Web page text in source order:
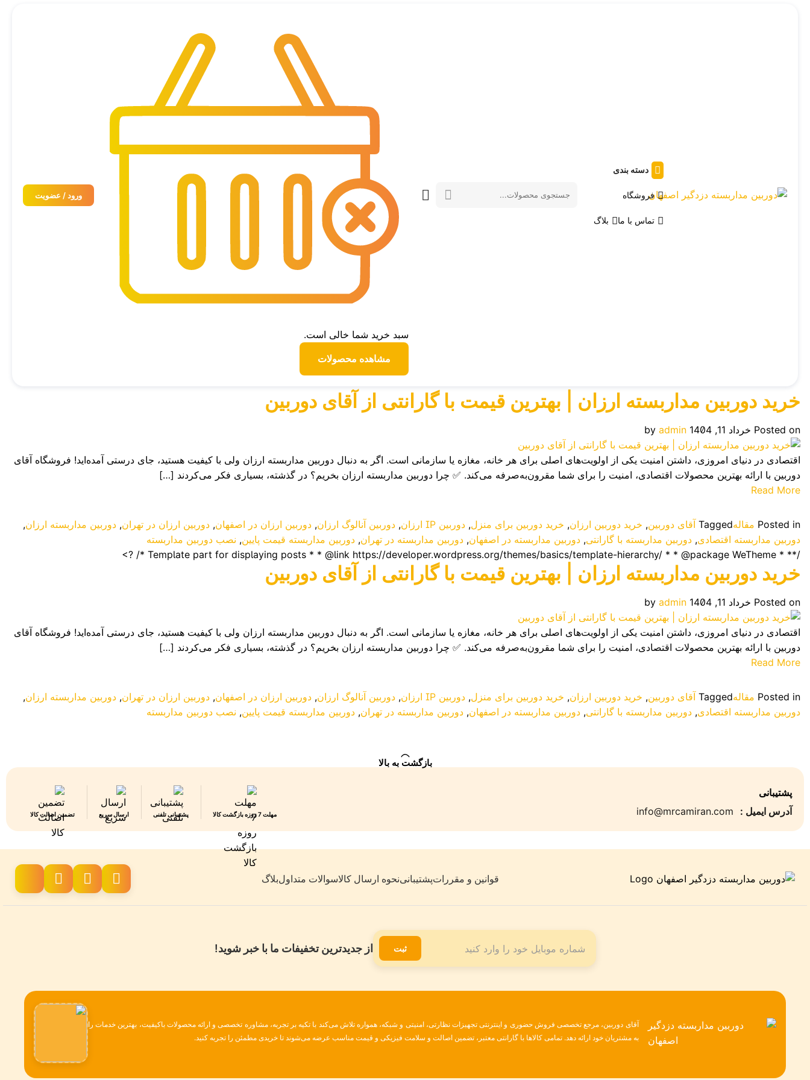
دسته بندی
فروشگاه
تماس با ما بلاگ
Search
سبد خرید شما خالی است.
مشاهده محصولات
ورود / عضویت
خرید دوربین مداربسته ارزان | بهترین قیمت با گارانتی از آقای دوربین
Posted on خرداد 11, 1404 by admin
اقتصادی در دنیای امروزی، داشتن امنیت یکی از اولویت‌های اصلی برای هر خانه، مغازه یا سازمانی است. اگر به دنبال دوربین مداربسته ارزان ولی با کیفیت هستید، جای درستی آمده‌اید! فروشگاه آقای
دوربین با ارائه بهترین محصولات اقتصادی، امنیت را برای شما مقرون‌به‌صرفه می‌کند. ✅ چرا دوربین مداربسته ارزان بخریم؟ در گذشته، بسیاری فکر می‌کردند […]
Read More
Posted in مقالهTagged آقای دوربین, خرید دوربین ارزان, خرید دوربین برای منزل, دوربین IP ارزان , دوربین آنالوگ ارزان, دوربین ارزان در اصفهان, دوربین ارزان در تهران, دوربین مداربسته ارزان,
دوربین مداربسته اقتصادی, دوربین مداربسته با گارانتی, دوربین مداربسته در اصفهان, دوربین مداربسته در تهران, دوربین مداربسته قیمت پایین, نصب دوربین مداربسته
/** * Template part for displaying posts * * @link https://developer.wordpress.org/themes/basics/template-hierarchy/ * * @package WeTheme */ ?>
خرید دوربین مداربسته ارزان | بهترین قیمت با گارانتی از آقای دوربین
Posted on خرداد 11, 1404 by admin
اقتصادی در دنیای امروزی، داشتن امنیت یکی از اولویت‌های اصلی برای هر خانه، مغازه یا سازمانی است. اگر به دنبال دوربین مداربسته ارزان ولی با کیفیت هستید، جای درستی آمده‌اید! فروشگاه آقای
دوربین با ارائه بهترین محصولات اقتصادی، امنیت را برای شما مقرون‌به‌صرفه می‌کند. ✅ چرا دوربین مداربسته ارزان بخریم؟ در گذشته، بسیاری فکر می‌کردند […]
Read More
Posted in مقالهTagged آقای دوربین, خرید دوربین ارزان, خرید دوربین برای منزل, دوربین IP ارزان , دوربین آنالوگ ارزان, دوربین ارزان در اصفهان, دوربین ارزان در تهران, دوربین مداربسته ارزان,
دوربین مداربسته اقتصادی, دوربین مداربسته با گارانتی, دوربین مداربسته در اصفهان, دوربین مداربسته در تهران, دوربین مداربسته قیمت پایین, نصب دوربین مداربسته
بازگشت به بالا
پشتیبانی
آدرس ایمیل :
مهلت 7 روزه بازگشت کالا پشتیبانی تلفنی ارسال سریع تضمین اصالت کالا
قوانین و مقرراتپشتیبانینحوه ارسال کالاسوالات متداولبلاگ
از جدیدترین تخفیفات ما با خبر شوید! ثبت
آقای دوربین، مرجع تخصصی فروش حضوری و اینترنتی تجهیزات نظارتی، امنیتی و شبکه، همواره تلاش می‌کند با تکیه بر تجربه، مشاوره تخصصی و ارائه محصولات باکیفیت، بهترین خدمات را
به مشتریان خود ارائه دهد. تمامی کالاها با گارانتی معتبر، تضمین اصالت و سلامت فیزیکی و قیمت مناسب عرضه می‌شوند تا خریدی مطمئن را تجربه کنید.